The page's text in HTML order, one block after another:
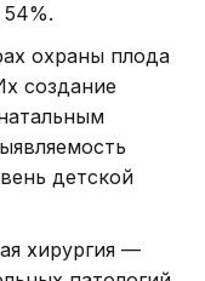
охраны плода
создание
детской
хирургия —